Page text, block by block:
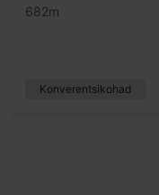
682m
Konverentsikohad